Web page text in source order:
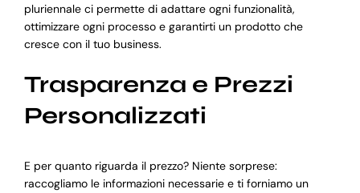
pluriennale ci permette di adattare ogni funzionalità,
ottimizzare ogni processo e garantirti un prodotto che
cresce con il tuo business.
Trasparenza e Prezzi
Personalizzati
E per quanto riguarda il prezzo? Niente sorprese:
raccogliamo le informazioni necessarie e ti forniamo un